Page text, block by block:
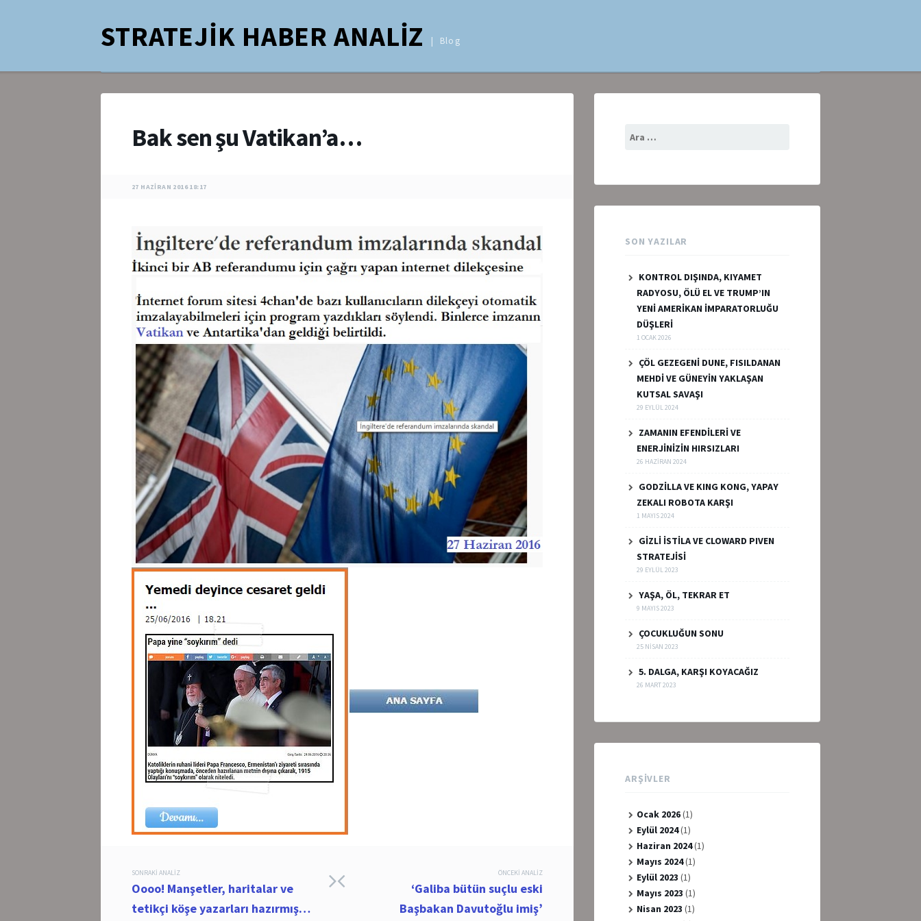
STRATEJİK HABER ANALİZ Blog
Bak sen şu Vatikan’a…
27 HAZIRAN 2016 18:17
Post
navigation
ÖNCEKI ANALIZ
‘Galiba bütün suçlu eski
Başbakan Davutoğlu imiş’
SONRAKI ANALIZ
Oooo! Manşetler, haritalar ve
tetikçi köşe yazarları hazırmış…
SON YAZILAR
KONTROL DIŞINDA, KIYAMET
RADYOSU, ÖLÜ EL VE TRUMP’IN
YENİ AMERİKAN İMPARATORLUĞU
DÜŞLERİ
1 OCAK 2026
ÇÖL GEZEGENİ DUNE, FISILDANAN
MEHDİ VE GÜNEYİN YAKLAŞAN
KUTSAL SAVAŞI
29 EYLÜL 2024
ZAMANIN EFENDİLERİ VE
ENERJİNİZİN HIRSIZLARI
26 HAZIRAN 2024
GODZİLLA VE KING KONG, YAPAY
ZEKALI ROBOTA KARŞI
1 MAYIS 2024
GİZLİ İSTİLA VE CLOWARD PIVEN
STRATEJİSİ
29 EYLÜL 2023
YAŞA, ÖL, TEKRAR ET
9 MAYIS 2023
ÇOCUKLUĞUN SONU
25 NISAN 2023
5. DALGA, KARŞI KOYACAĞIZ
26 MART 2023
ARŞIVLER
Ocak 2026(1)
Eylül 2024(1)
Haziran 2024(1)
Mayıs 2024(1)
Eylül 2023 (1)
Mayıs 2023 (1)
Nisan 2023 (1)